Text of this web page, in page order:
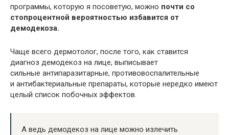
программы, которую я посоветую, можно почти со
стопроцентной вероятностью избавится от
демодекоза.
Чаще всего дермотолог, после того, как ставится
диагноз демодекоз на лице, выписывает
сильные антипаразитарные, противовоспалительные
и антибактериальные препараты, которые нередко имеют
целый список побочных эффектов.
А ведь демодекоз на лице можно излечить